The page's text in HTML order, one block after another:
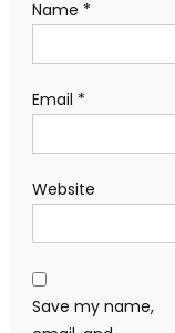
Name *
Email *
Website
Save my name,